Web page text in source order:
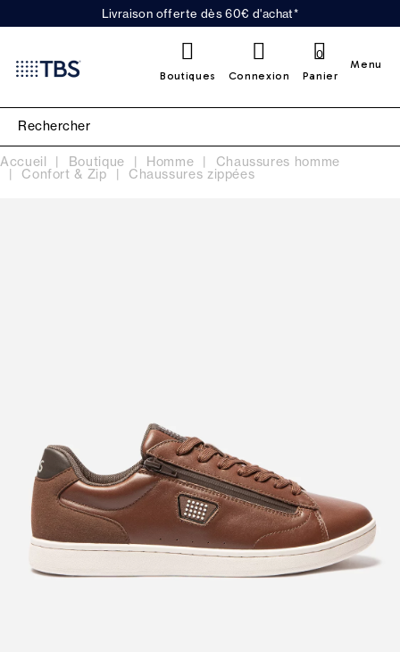
Livraison offerte dès 60€ d'achat*
Boutiques Connexion Panier
0
Menu
Accueil Boutique Homme Chaussures homme
Confort & Zip Chaussures zippées